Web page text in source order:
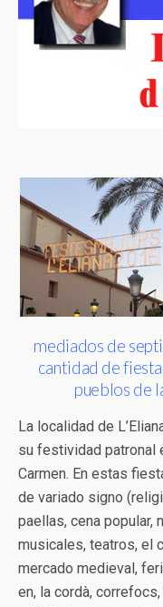
mediados de
cantidad de
pueblos de
La localidad de
su festividad patronal
Carmen. En estas
de variado signo
paellas, cena popular,
musicales, teatros, el
mercado medieval,
en, la cordà,